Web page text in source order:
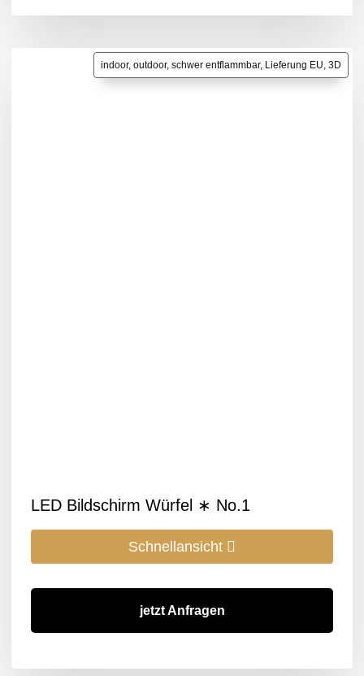
indoor, outdoor, schwer entflammbar, Lieferung EU, 3D
LED Bildschirm Würfel ∗ No.1
Schnellansicht
jetzt Anfragen